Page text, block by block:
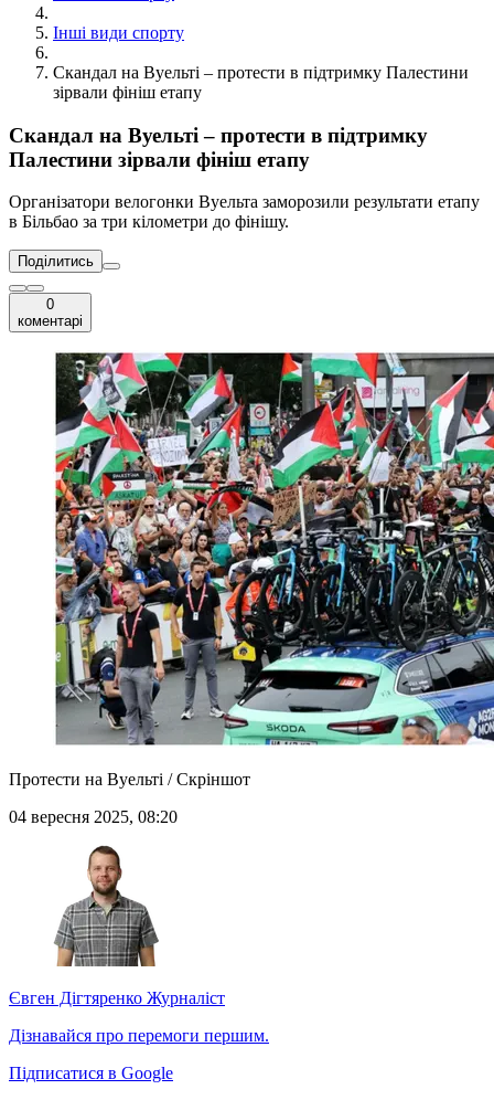
Інші види спорту
Скандал на Вуельті – протести в підтримку Палестини
зірвали фініш етапу
Скандал на Вуельті – протести в підтримку
Палестини зірвали фініш етапу
Організатори велогонки Вуельта заморозили результати етапу
в Більбао за три кілометри до фінішу.
Поділитись
0
коментарі
Протести на Вуельті / Скріншот
04 вересня 2025, 08:20
Євген Дігтяренко Журналіст
Дізнавайся про перемоги першим.
Підписатися в Google